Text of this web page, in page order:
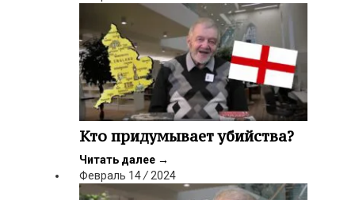
Кто придумывает убийства?
Читать далее →
Февраль 14/ 2024